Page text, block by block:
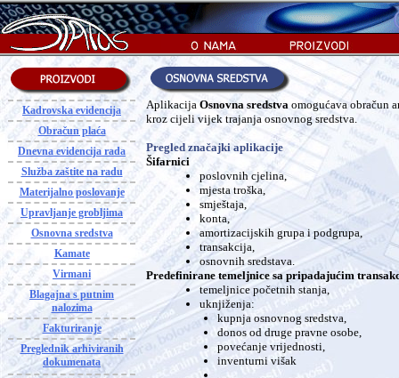
Kadrovska evidencija
Obračun plaća
Dnevna evidencija rada
Služba zaštite na radu
Materijalno poslovanje
Upravljanje grobljima
Osnovna sredstva
Kamate
Virmani
Blagajna s putnim
nalozima
Fakturiranje
Preglednik arhiviranih
dokumenata
Aplikacija Osnovna sredstva omogućava obračun
kroz cijeli vijek trajanja osnovnog sredstva.
Pregled značajki aplikacije
Šifarnici
poslovnih cjelina,
mjesta troška,
smještaja,
konta,
amortizacijskih grupa i podgrupa,
transakcija,
osnovnih sredstava.
Predefinirane temeljnice sa pripadajućim
temeljnice početnih stanja,
uknjiženja:
kupnja osnovnog sredstva,
donos od druge pravne osobe,
povećanje vrijednosti,
inventurni višak
.....